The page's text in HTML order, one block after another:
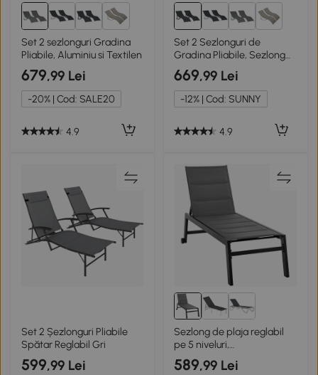
2+
Set 2 sezlonguri Gradina
Pliabile, Aluminiu si Textilen
679,99 Lei
-20% | Cod: SALE20
4.9
2+
Set 2 Sezlonguri de
Gradina Pliabile, Sezlong
pentru plaja
669,99 Lei
-12% | Cod: SUNNY
4.9
Set 2 Șezlonguri Pliabile
Spătar Reglabil Gri
599,99 Lei
Sezlong de plaja reglabil
pe 5 niveluri,
168x72x102cm, Negru/Gri
589,99 Lei